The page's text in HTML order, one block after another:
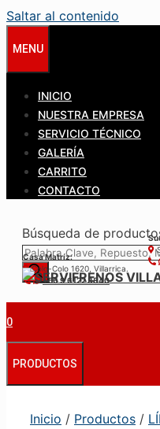
Saltar al contenido
MENU
INICIO
NUESTRA EMPRESA
SERVICIO TÉCNICO
GALERÍA
CARRITO
CONTACTO
Búsqueda de
Casa Matríz:
Colo-Colo 1620, Villarrica.
+56 9 6122 3840
0
PRODUCTOS
Inicio / Productos /